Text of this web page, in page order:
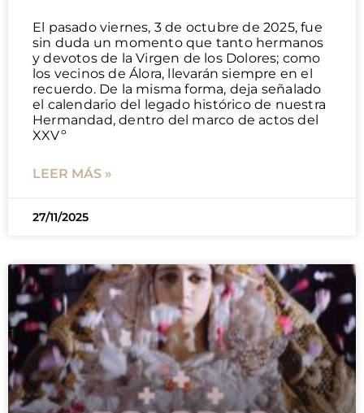
El pasado viernes, 3 de octubre de 2025, fue
sin duda un momento que tanto hermanos
y devotos de la Virgen de los Dolores; como
los vecinos de Álora, llevarán siempre en el
recuerdo. De la misma forma, deja señalado
el calendario del legado histórico de nuestra
Hermandad, dentro del marco de actos del
XXVº
LEER MÁS »
27/11/2025